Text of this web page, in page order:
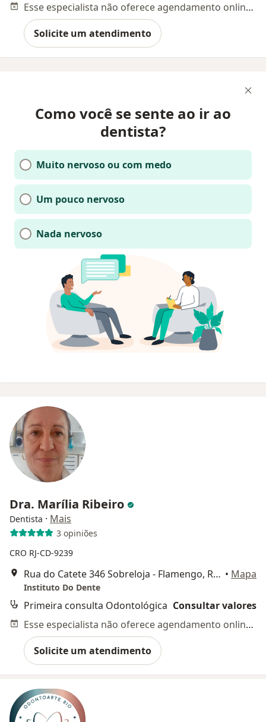
Esse especialista não oferece agendamento online para esse endereço.
Solicite um atendimento
Como você se sente ao ir ao
dentista?
Muito nervoso ou com medo
Um pouco nervoso
Nada nervoso
Dra. Marília Ribeiro
Dentista · Mais
3 opiniões
CRO RJ-CD-9239
Rua do Catete 346 Sobreloja - Flamengo, Rio de Janeiro • Mapa
Instituto Do Dente
Primeira consulta Odontológica Consultar valores
Esse especialista não oferece agendamento online para esse endereço.
Solicite um atendimento